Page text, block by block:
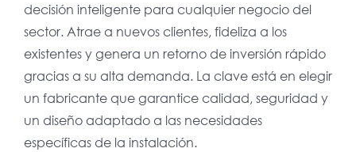
decisión inteligente para cualquier negocio del
sector. Atrae a nuevos clientes, fideliza a los
existentes y genera un retorno de inversión rápido
gracias a su alta demanda. La clave está en elegir
un fabricante que garantice calidad, seguridad y
un diseño adaptado a las necesidades
específicas de la instalación.